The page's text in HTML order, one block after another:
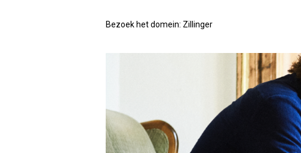
Bezoek het domein: Zillinger